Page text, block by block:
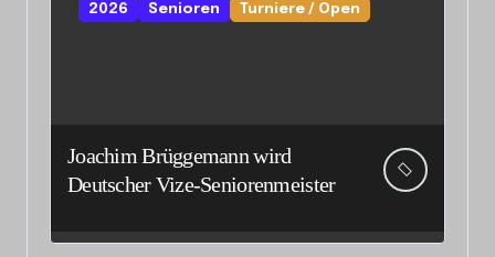
2026 Senioren Turniere / Open
Joachim Brüggemann wird
Deutscher Vize-Seniorenmeister